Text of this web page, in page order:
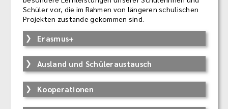
Schüler vor, die im Rahmen von längeren schulischen
Projekten zustande gekommen sind.
Erasmus+
Ausland und Schüleraustausch
Kooperationen